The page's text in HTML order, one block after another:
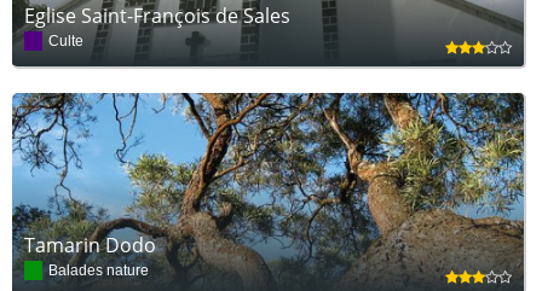
Eglise Saint-François de Sales
Culte
Tamarin Dodo
Balades nature